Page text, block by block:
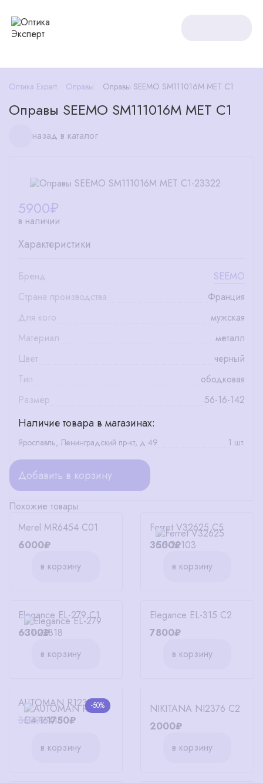
Оптика Expert Оправы Оправы SEEMO SM111016M MET C1
Оправы SEEMO SM111016M MET C1
назад в каталог
5900₽
в наличии
Характеристики
Бренд
SEEMO
Страна производства
Франция
Для кого
мужская
Материал
металл
Цвет
черный
Тип
ободковая
Размер
56-16-142
Наличие товара в магазинах:
Ярославль, Ленинградский пр-кт, д 49 1 шт.
Добавить в корзину
Похожие товары
Merel MR6454 C01
6000₽
в корзину
Ferret V32625 C5
3500₽
в корзину
Elegance EL-279 C1
6300₽
в корзину
Elegance EL-315 C2
7800₽
в корзину
-50%
AUTOMAN R1231 C4
3500₽1750₽
в корзину
NIKITANA NI2376 C2
2000₽
в корзину